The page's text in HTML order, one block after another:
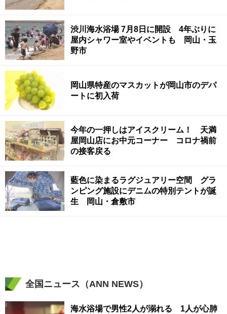
渋川海水浴場 7月8日に開設 4年ぶりに
屋内シャワー室やイベントも 岡山・玉
野市
岡山県特産のマスカットが岡山市のデパ
ートに初入荷
今年の一押しはアイスクリーム！ 天満
屋岡山店にお中元コーナー コロナ禍前
の接客戻る
藍色に染まるラグジュアリー空間 グラ
ンピング施設にデニムの特別テントが誕
生 岡山・倉敷市
全国ニュース（ANN NEWS）
海水浴場で男性2人が溺れる 1人が心肺